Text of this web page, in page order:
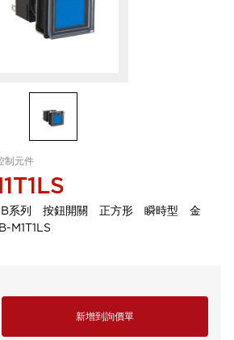
制元件
系列 按鈕開關 正方形 瞬時型 金
M1T1LS
新增到詢價單